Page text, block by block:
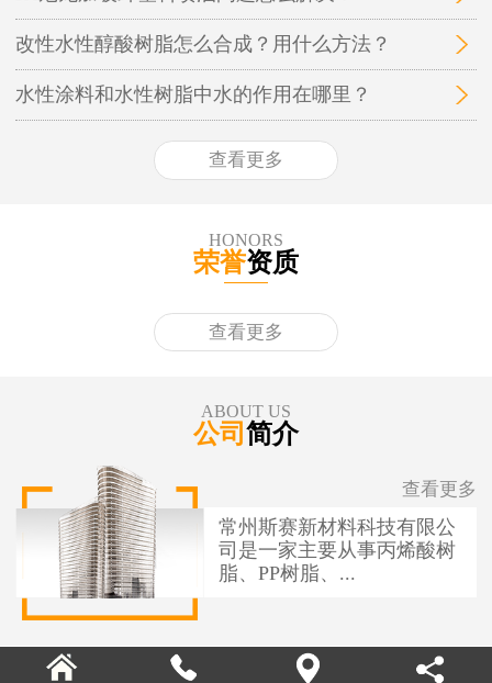
改性水性醇酸树脂怎么合成？用什么方法？
水性涂料和水性树脂中水的作用在哪里？
查看更多
HONORS
荣誉资质
查看更多
ABOUT US
公司 简介
常州斯赛新材料科技有限公
司是一家主要从事丙烯酸树
脂、PP树脂、...
查看更多